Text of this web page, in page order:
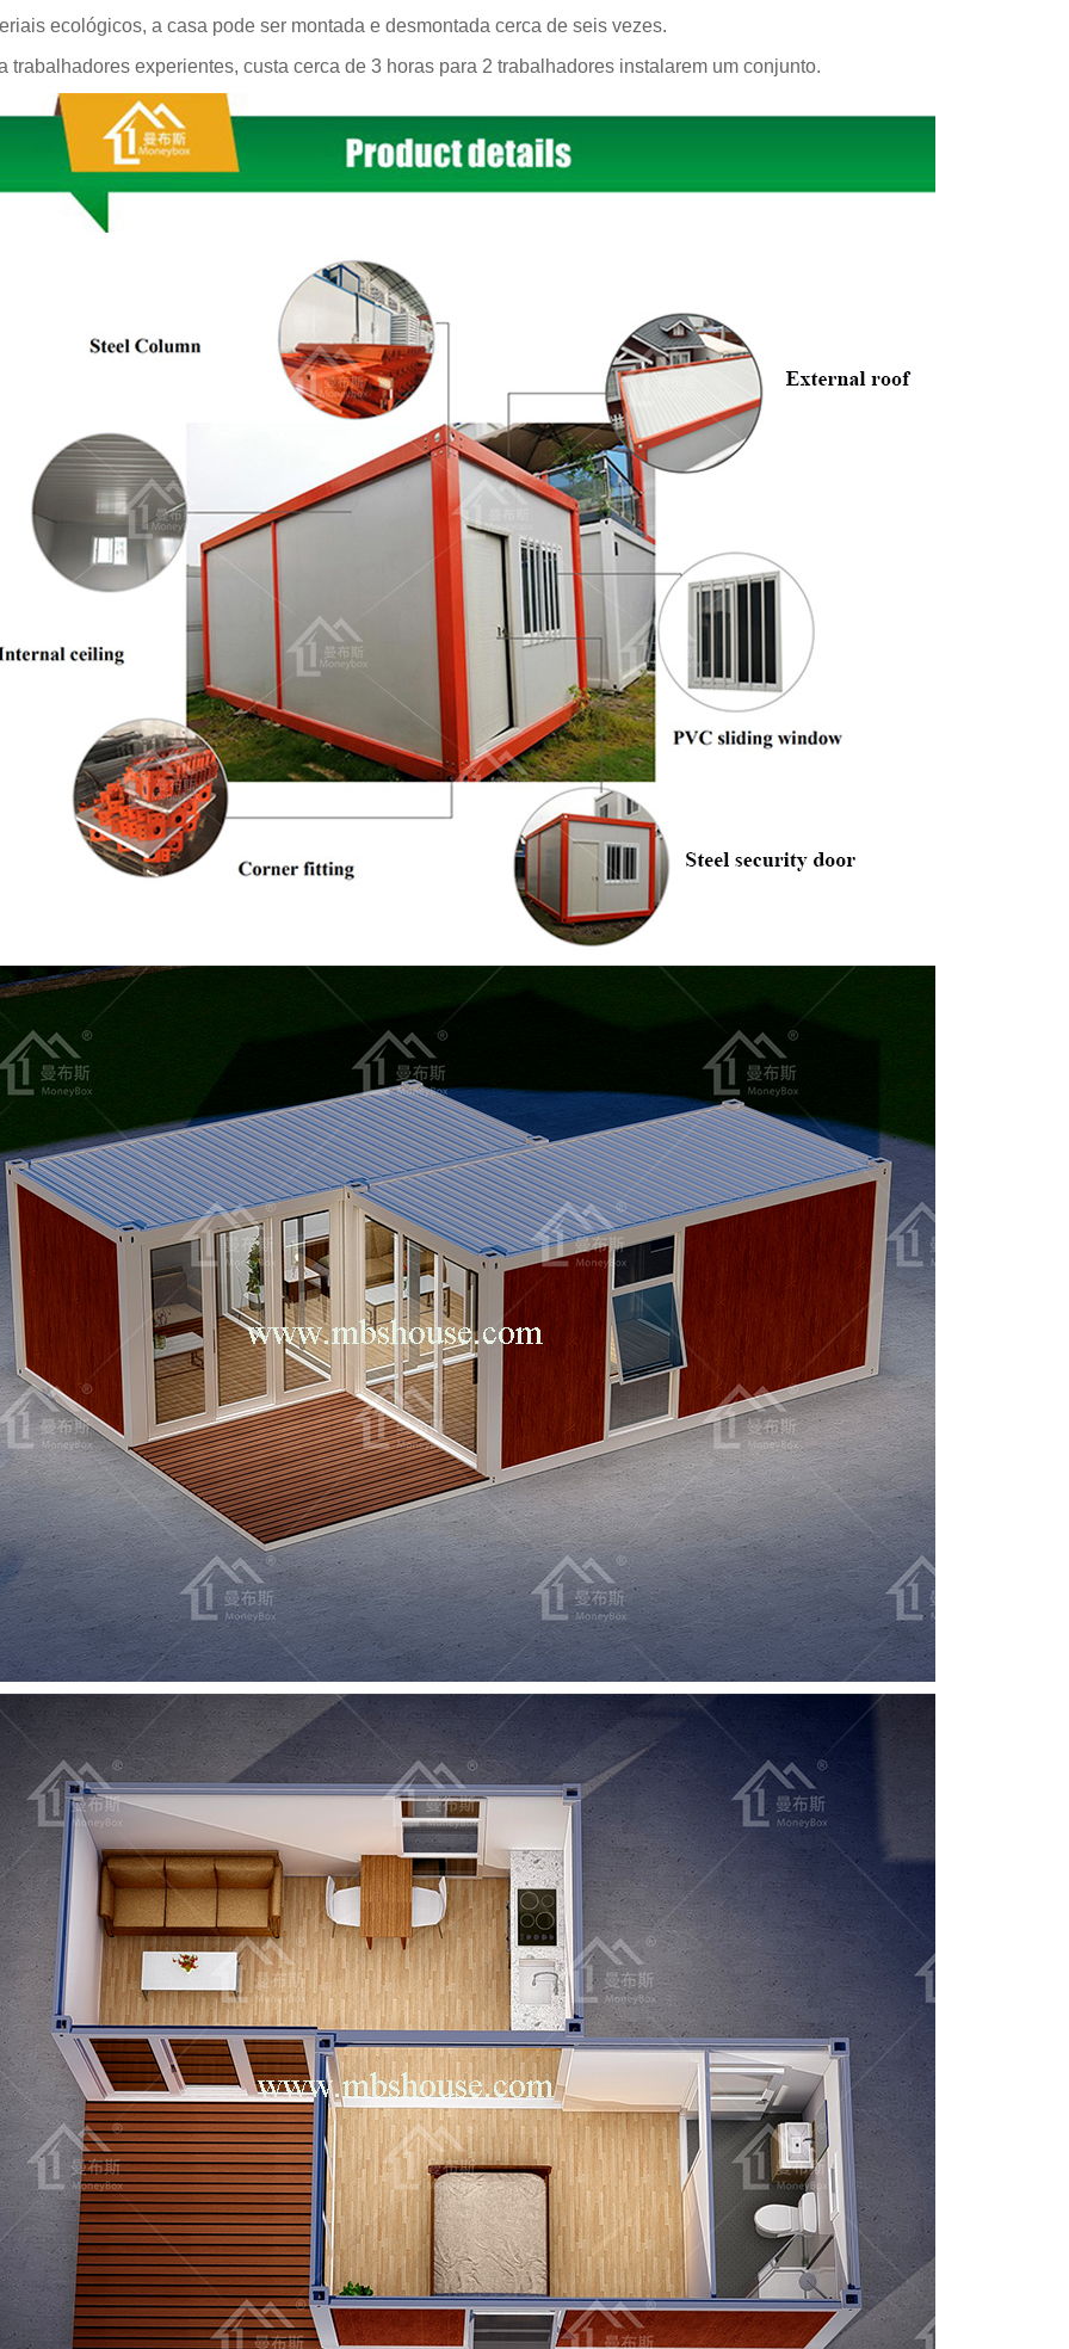
ecológicos, a casa pode ser montada e desmontada cerca de seis vezes.
trabalhadores experientes, custa cerca de 3 horas para 2 trabalhadores instalarem um conjunto.